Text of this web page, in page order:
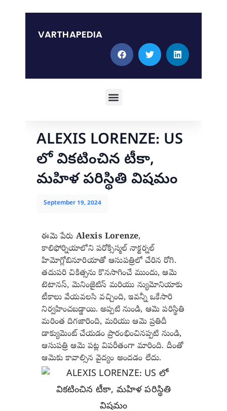
content
VARTHAPEDIA
Menu
ALEXIS LORENZE: US
లో వికటించిన టీకా,
మహిళ పరిస్థితి విషమం
September 19, 2024
ఈమె పేరు Alexis Lorenze,
కాలిఫోర్నియాలోని పరోక్సిస్మల్ నాక్టర్నల్
హిమోగ్లోబినూరియాతో ఆసుపత్రిలో చేరిన రోగి.
తదుపరి చికిత్సను కొనసాగించే ముందు, ఆమె
టెటానస్, మెనింజైటిస్ మరియు న్యుమోనియాకు
టీకాలు వేయవలసి వచ్చింది, ఇవన్నీ ఒకేసారి
నిర్వహించబడ్డాయి.అప్పటి నుండి, ఆమె పరిస్థితి
మరింత దిగజారింది, మరియు ఆమె ప్రతిదీ
డాక్యుమెంట్ చేయడం ప్రారంభించినప్పటి నుండి,
ఆసుపత్రి ఆమె పట్ల విపరీతంగా మారింది. దీంతో
ఆమెకు కావాల్సిన వైద్యం అందడం లేదు.